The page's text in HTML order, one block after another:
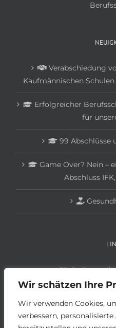
Wir schätzen Ihre
Wir verwenden Cookies,
verbessern,
Verabschiedung
Kaufmännischen
Erfolgreicher
für
99 Abschlüsse
Game Over? Nein –
Abschluss